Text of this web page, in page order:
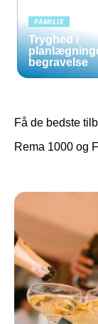
FAMILIE
Tryghed i
begravelse
Få de bedste
Rema 1000 og